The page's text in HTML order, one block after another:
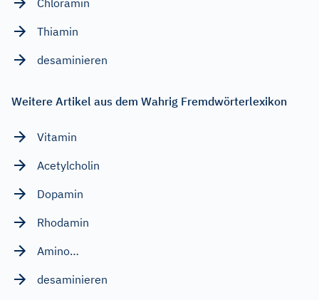
Thiamin
desaminieren
Weitere Artikel aus dem Wahrig Fremdwörterlexikon
Vitamin
Acetylcholin
Dopamin
Rhodamin
Amino…
desaminieren